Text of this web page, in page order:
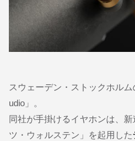
スウェーデン・ストックホル
udio」。
同社が手掛けるイヤホンは、
ツ・ウォルステン」を起用した